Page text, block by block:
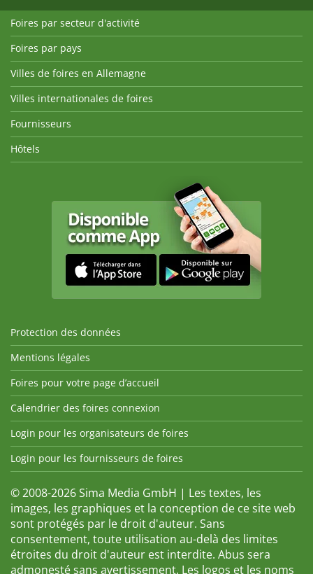
Foires par secteur d'activité
Foires par pays
Villes de foires en Allemagne
Villes internationales de foires
Fournisseurs
Hôtels
Protection des données
Mentions légales
Foires pour votre page d’accueil
Calendrier des foires connexion
Login pour les organisateurs de foires
Login pour les fournisseurs de foires
© 2008-2026 Sima Media GmbH | Les textes, les
images, les graphiques et la conception de ce site web
sont protégés par le droit d'auteur. Sans
consentement, toute utilisation au-delà des limites
étroites du droit d'auteur est interdite. Abus sera
admonesté sans avertissement. Les logos et les noms